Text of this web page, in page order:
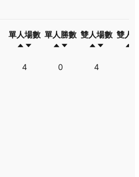
單人場數 單人勝數 雙人場數 雙人
4 0 4